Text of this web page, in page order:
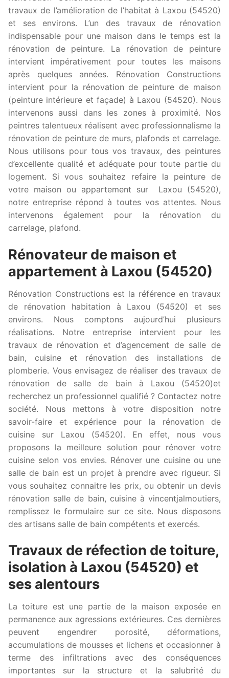
travaux de l’amélioration de l’habitat à Laxou (54520)
et ses environs. L’un des travaux de rénovation
indispensable pour une maison dans le temps est la
rénovation de peinture. La rénovation de peinture
intervient impérativement pour toutes les maisons
après quelques années. Rénovation Constructions
intervient pour la rénovation de peinture de maison
(peinture intérieure et façade) à Laxou (54520). Nous
intervenons aussi dans les zones à proximité. Nos
peintres talentueux réalisent avec professionnalisme la
rénovation de peinture de murs, plafonds et carrelage.
Nous utilisons pour tous vos travaux, des peintures
d’excellente qualité et adéquate pour toute partie du
logement. Si vous souhaitez refaire la peinture de
votre maison ou appartement sur Laxou (54520),
notre entreprise répond à toutes vos attentes. Nous
intervenons également pour la rénovation du
carrelage, plafond.
Rénovateur de maison et
appartement à Laxou (54520)
Rénovation Constructions est la référence en travaux
de rénovation habitation à Laxou (54520) et ses
environs. Nous comptons aujourd’hui plusieurs
réalisations. Notre entreprise intervient pour les
travaux de rénovation et d’agencement de salle de
bain, cuisine et rénovation des installations de
plomberie. Vous envisagez de réaliser des travaux de
rénovation de salle de bain à Laxou (54520)et
recherchez un professionnel qualifié ? Contactez notre
société. Nous mettons à votre disposition notre
savoir-faire et expérience pour la rénovation de
cuisine sur Laxou (54520). En effet, nous vous
proposons la meilleure solution pour rénover votre
cuisine selon vos envies. Rénover une cuisine ou une
salle de bain est un projet à prendre avec rigueur. Si
vous souhaitez connaitre les prix, ou obtenir un devis
rénovation salle de bain, cuisine à vincentjalmoutiers,
remplissez le formulaire sur ce site. Nous disposons
des artisans salle de bain compétents et exercés.
Travaux de réfection de toiture,
isolation à Laxou (54520) et
ses alentours
La toiture est une partie de la maison exposée en
permanence aux agressions extérieures. Ces dernières
peuvent engendrer porosité, déformations,
accumulations de mousses et lichens et occasionner à
terme des infiltrations avec des conséquences
importantes sur la structure et la salubrité du